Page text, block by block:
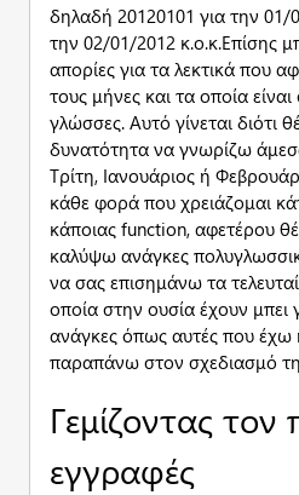
δηλαδή 20120101 για την 01/
την 02/01/2012 κ.ο.κ.Επίσης
απορίες για τα λεκτικά που
τους μήνες και τα οποία
γλώσσες. Αυτό γίνεται διότι
δυνατότητα να γνωρίζω
Τρίτη, Ιανουάριος ή
κάθε φορά που χρειάζομαι
κάποιας function, αφετέρου
καλύψω ανάγκες
να σας επισημάνω τα
οποία στην ουσία έχουν μπει
ανάγκες όπως αυτές που έχω
παραπάνω στον σχεδιασμό
Γεμίζοντας τον
εγγραφές